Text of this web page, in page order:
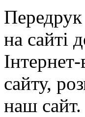
Передрук
на сайті
сайту,
наш сайт.